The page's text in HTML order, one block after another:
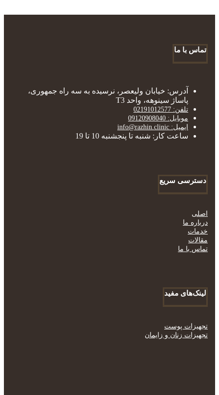
تماس با ما
آدرس: خیابان ولیعصر، نرسیده به سه راه جمهوری،
پاساژ سینوهه، واحد T3
تلفن: 02191012577
موبایل: 09120908040
ایمیل: info@razhin.clinic
ساعت کار: شنبه تا پنجشنبه 10 تا 19
دسترسی سریع
اصلی
درباره ما
خدمات
مقالات
تماس با ما
لینک‌های مفید
تجهیزات پوست
تجهیزات زنان و زایمان